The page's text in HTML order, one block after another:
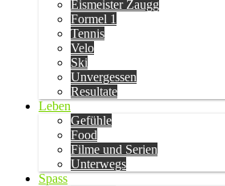
Eismeister Zaugg
Formel 1
Tennis
Velo
Ski
Unvergessen
Resultate
Leben
Gefühle
Food
Filme und Serien
Unterwegs
Spass